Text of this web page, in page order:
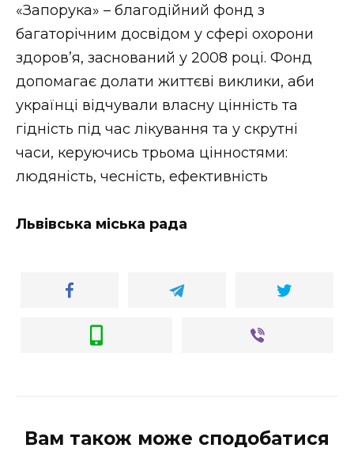
«Запорука» – благодійний фонд з
багаторічним досвідом у сфері охорони
здоров’я, заснований у 2008 році. Фонд
допомагає долати життєві виклики, аби
українці відчували власну цінність та
гідність під час лікування та у скрутні
часи, керуючись трьома цінностями:
людяність, чесність, ефективність
Львівська міська рада
Вам також може сподобатися